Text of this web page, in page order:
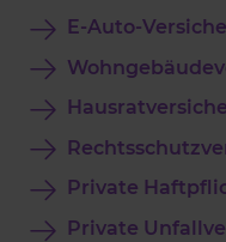
E-Auto-
Private
Private